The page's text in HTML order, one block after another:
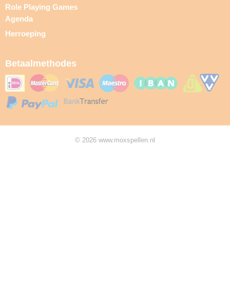
Role Playing Games
Agenda
Herroeping
Betaalmethodes
© 2026 www.moxspellen.nl